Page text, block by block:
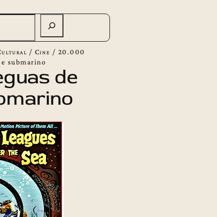
/ Cine / 20.000
submarino
de